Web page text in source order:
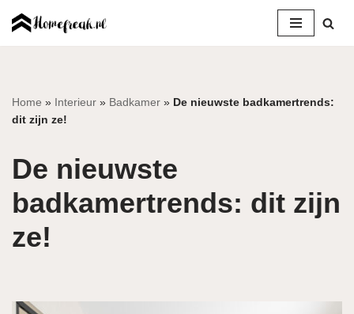
inhoud
Home » Interieur » Badkamer » De nieuwste badkamertrends:
dit zijn ze!
De nieuwste
badkamertrends: dit zijn
ze!